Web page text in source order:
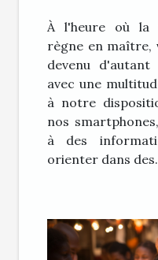
À l'heure où la
règne en maître,
devenu
avec une
à notre
nos
à des
orienter dans